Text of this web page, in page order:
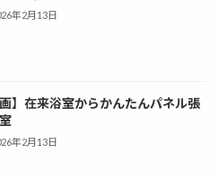
年2月13日
画】在来浴室からかんたんパネル張
年2月13日